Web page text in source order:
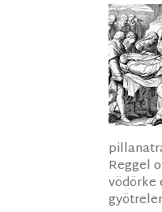
Reggel
vödörke